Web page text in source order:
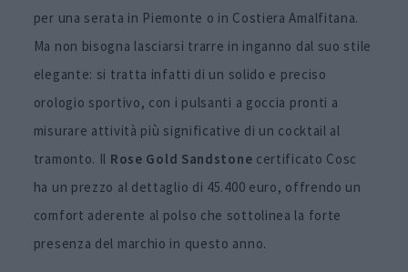
per una serata in Piemonte o in Costiera Amalfitana.
Ma non bisogna lasciarsi trarre in inganno dal suo stile
elegante: si tratta infatti di un solido e preciso
orologio sportivo, con i pulsanti a goccia pronti a
misurare attività più significative di un cocktail al
tramonto. Il Rose Gold Sandstone certificato Cosc
ha un prezzo al dettaglio di 45.400 euro, offrendo un
comfort aderente al polso che sottolinea la forte
presenza del marchio in questo anno.